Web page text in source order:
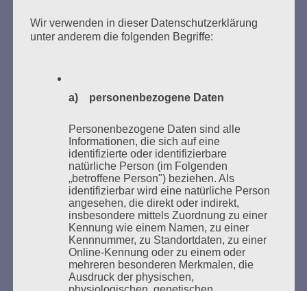
Donnerstag, 21. Mai 2026, 11 – 18 Uhr
des Gedenkens an die Verbrennung von Büchern am
Kaifu-Ufer – genau an dem Ort, wo im Mai 1933 NS-
Studentenorganisationen und Burschenschaftler
Bücher verbrannten.
Weitere Informationen:lesezeichen-setzen.de
GEDENKEN UND ERINNERN BEGINNT IN
UNSERER NACHBARSCHAFT
Wir verwenden in dieser Datenschutzerklärung
unter anderem die folgenden Begriffe:
a) personenbezogene Daten
Personenbezogene Daten sind alle
Informationen, die sich auf eine
identifizierte oder identifizierbare
natürliche Person (im Folgenden
„betroffene Person") beziehen. Als
identifizierbar wird eine natürliche Person
angesehen, die direkt oder indirekt,
insbesondere mittels Zuordnung zu einer
Kennung wie einem Namen, zu einer
Kennnummer, zu Standortdaten, zu einer
Online-Kennung oder zu einem oder
mehreren besonderen Merkmalen, die
Ausdruck der physischen,